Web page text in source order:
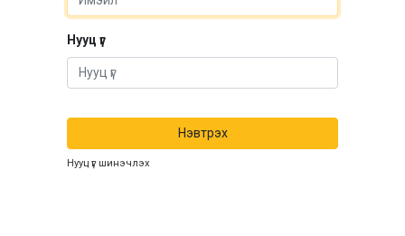
Нууц үг
Нэвтрэх
Нууц үг шинэчлэх